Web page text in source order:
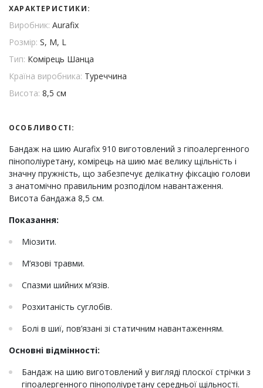
ХАРАКТЕРИСТИКИ:
Виробник: Aurafix
Розмір: S, M, L
Тип: Комірець Шанца
Країна виробника: Туреччина
Висота: 8,5 см
ОСОБЛИВОСТІ:
Бандаж на шию Aurafix 910 виготовлений з гіпоалергенного
пінополіуретану, комірець на шию має велику щільність і
значну пружність, що забезпечує делікатну фіксацію голови
з анатомічно правильним розподілом навантаження.
Висота бандажа 8,5 см.
Показання:
Міозити.
М’язові травми.
Спазми шийних м’язів.
Розхитаність суглобів.
Болі в шиї, пов’язані зі статичним навантаженням.
Основні відмінності:
Бандаж на шию виготовлений у вигляді плоскої стрічки з
гіпоалергенного пінополіуретану середньої щільності.